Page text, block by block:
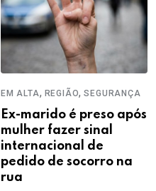
EM ALTA, REGIÃO,SEGURANÇA
Ex-marido é preso após
mulher fazer sinal
internacional de
pedido de socorro na
rua